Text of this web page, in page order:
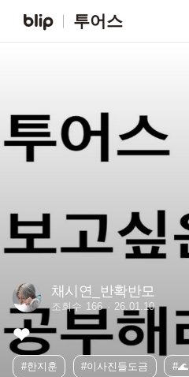
투어스
채시연_반확반모
조회수 166 26.01.10
❤︎
#한지훈 #이사진들도금 #🌊